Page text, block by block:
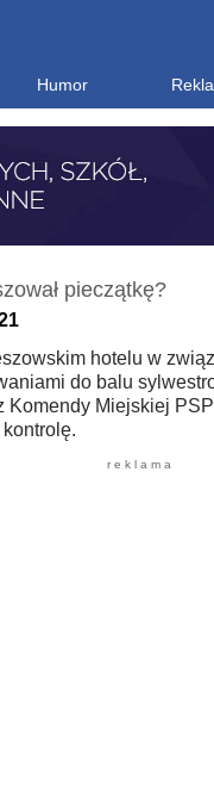
Humor
pieczątkę?
hotelu w
do balu
Komendy Miejskiej
r e k l a m a